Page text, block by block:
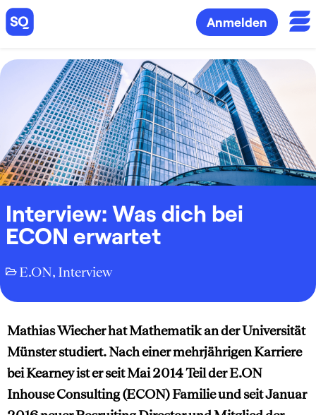
Anmelden
Interview: Was dich bei
ECON erwartet
E.ON, Interview
Mathias Wiecher hat Mathematik an der Universität
Münster studiert. Nach einer mehrjährigen Karriere
bei Kearney ist er seit Mai 2014 Teil der E.ON
Inhouse Consulting (ECON) Familie und seit Januar